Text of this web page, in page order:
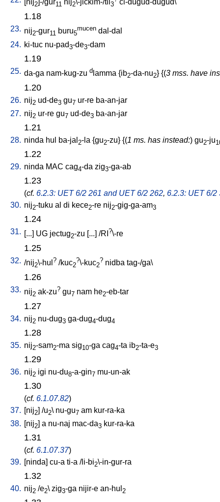
[nij2]-/gur11 nij2\-jickim-/til 3 ci-dugud-dugud\
1.18
23. nij2-gur11 buru5
mucen dal-dal
24. ki-tuc nu-pad3-de3-dam
1.19
25. da-ga nam-kug-zu d lamma {ib2-da-nu2} {(3 mss. have
1.20
26. nij2 ud-de3 gu7 ur-re ba-an-jar
27. nij2 ur-re gu7 ud-de3 ba-an-jar
1.21
28. ninda hul ba-jal 2-la {gu2-zu} {(1 ms. has instead:) gu2-ju
1.22
29. ninda MAC cag4-da zig3-ga-ab
1.23
(cf. 6.2.3: UET 6/2 261 and UET 6/2 262, 6.2.3: UET 6/2
30. nij2-tuku al di kece2-re nij2-gig-ga-am3
1.24
31. [...] UG jectug2-zu [...] /RI ?\-re
1.25
32. /nij2\-hul ? /kuc2
?\-kuc2
? nidba tag-/ga\
1.26
33. nij2 ak-zu? gu7 nam he2-eb-tar
1.27
34. nij2 nu-dug3 ga-dug4-dug4
1.28
35. nij2-sam2-ma sig10-ga cag4-ta ib2-ta-e3
1.29
36. nij2 igi nu-du8-a-gin7 mu-un-ak
1.30
(cf. 6.1.07.82)
37. [nij2] /u2\ nu-gu7 am kur-ra-ka
38. [nij2] a nu-naj mac-da3 kur-ra-ka
1.31
(cf. 6.1.07.37)
39. [ninda] cu-a ti-a /li-bi2\-in-gur-ra
1.32
40. nij2 /e2\ zig3-ga nijir-e an-hul 2